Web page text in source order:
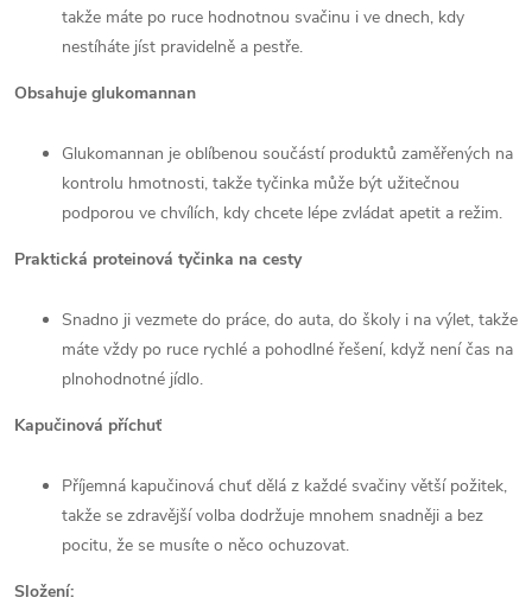
takže máte po ruce hodnotnou svačinu i ve dnech, kdy
nestíháte jíst pravidelně a pestře.
Obsahuje glukomannan
Glukomannan je oblíbenou součástí produktů zaměřených na
kontrolu hmotnosti, takže tyčinka může být užitečnou
podporou ve chvílích, kdy chcete lépe zvládat apetit a režim.
Praktická proteinová tyčinka na cesty
Snadno ji vezmete do práce, do auta, do školy i na výlet, takže
máte vždy po ruce rychlé a pohodlné řešení, když není čas na
plnohodnotné jídlo.
Kapučinová příchuť
Příjemná kapučinová chuť dělá z každé svačiny větší požitek,
takže se zdravější volba dodržuje mnohem snadněji a bez
pocitu, že se musíte o něco ochuzovat.
Složení: